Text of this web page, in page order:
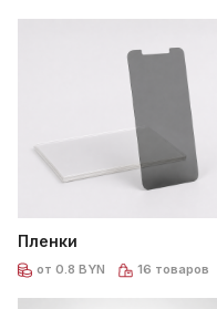
Пленки
от 0.8 BYN 16 товаров